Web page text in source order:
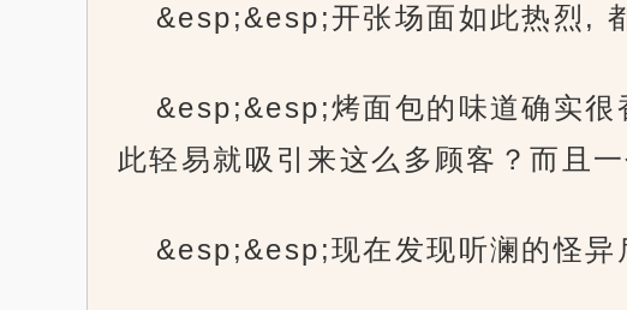
&esp;&esp;开张场面如此热烈,
&esp;&esp;烤面包的味道确实很
此轻易就吸引来这么多顾客？而且
&esp;&esp;现在发现听澜的怪异